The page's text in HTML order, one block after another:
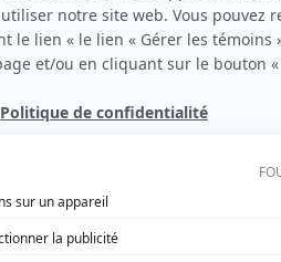
artistes ajoutés
Musique
| 21 mars 2024 | Contenu original